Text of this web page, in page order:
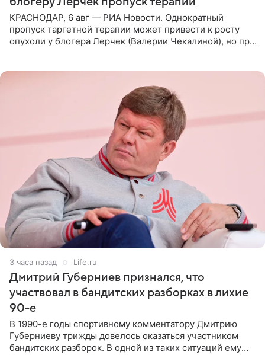
КРАСНОДАР, 6 авг — РИА Новости. Однократный
пропуск таргетной терапии может привести к росту
опухоли у блогера Лерчек (Валерии Чекалиной), но при
3 часа назад Life.ru
Дмитрий Губерниев признался, что
участвовал в бандитских разборках в лихие
90-е
В 1990-е годы спортивному комментатору Дмитрию
Губерниеву трижды довелось оказаться участником
бандитских разборок. В одной из таких ситуаций ему